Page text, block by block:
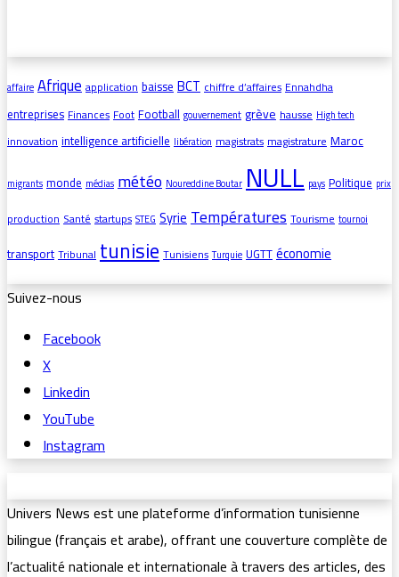
affaire AfriqueapplicationbaisseBCTchiffre d’affairesEnnahdha
entreprisesFinancesFootFootball gouvernement grèvehausse High tech
innovationintelligence artificielle libération magistratsmagistratureMaroc
migrants monde médias météo Noureddine Boutar NULL pays Politique prix
productionSantéstartups STEG SyrieTempératuresTourisme tournoi
transportTribunaltunisieTunisiens Turquie UGTTéconomie
Suivez-nous
Facebook
X
Linkedin
YouTube
Instagram
Univers News est une plateforme d’information tunisienne
bilingue (français et arabe), offrant une couverture complète de
l’actualité nationale et internationale à travers des articles, des